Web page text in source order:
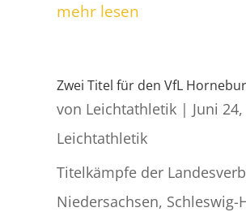
mehr lesen
Zwei Titel für den VfL
von Leichtathletik| Juni
Leichtathletik
Titelkämpfe der
Niedersachsen, Schleswig-